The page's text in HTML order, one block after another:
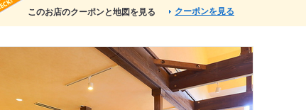
このお店のクーポンと地図を見る クーポンを見る